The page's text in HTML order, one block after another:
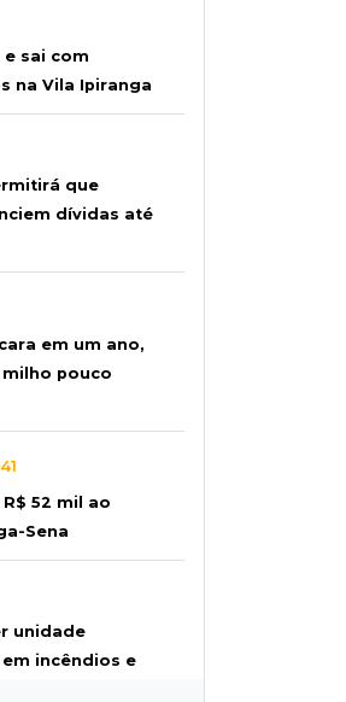
e sai com
na Vila Ipiranga
que
dívidas até
em um ano,
pouco
52 mil ao
Sena
unidade
incêndios e